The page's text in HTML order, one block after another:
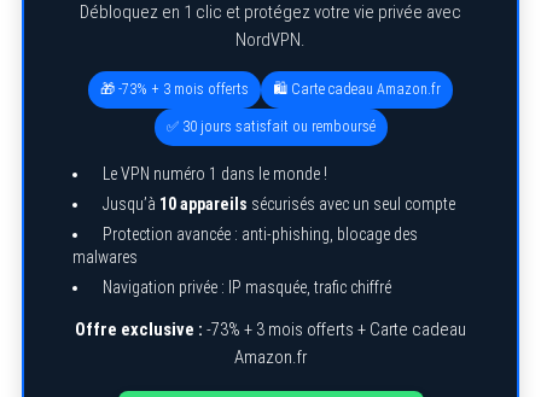
Débloquez en 1 clic et protégez votre vie privée avec
NordVPN.
🎁 -73% + 3 mois offerts 🛍️ Carte cadeau Amazon.fr
✅ 30 jours satisfait ou remboursé
Le VPN numéro 1 dans le monde !
Jusqu’à 10 appareils sécurisés avec un seul compte
Protection avancée : anti-phishing, blocage des
malwares
Navigation privée : IP masquée, trafic chiffré
Offre exclusive : -73% + 3 mois offerts + Carte cadeau
Amazon.fr